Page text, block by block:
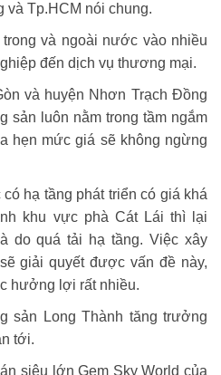
và Tp.HCM nói chung.
và ngoài nước vào nhiều
đến dịch vụ thương mại.
và huyện Nhơn Trạch Đồng
sản luôn nằm trong tầm ngắm
hẹn mức giá sẽ không ngừng
hạ tầng phát triển có giá khá
khu vực phà Cát Lái thì lại
do quá tải hạ tầng. Việc xây
giải quyết được vấn đề này,
hưởng lợi rất nhiều.
sản Long Thành tăng trưởng
tới.
siêu lớn Gem Sky World của